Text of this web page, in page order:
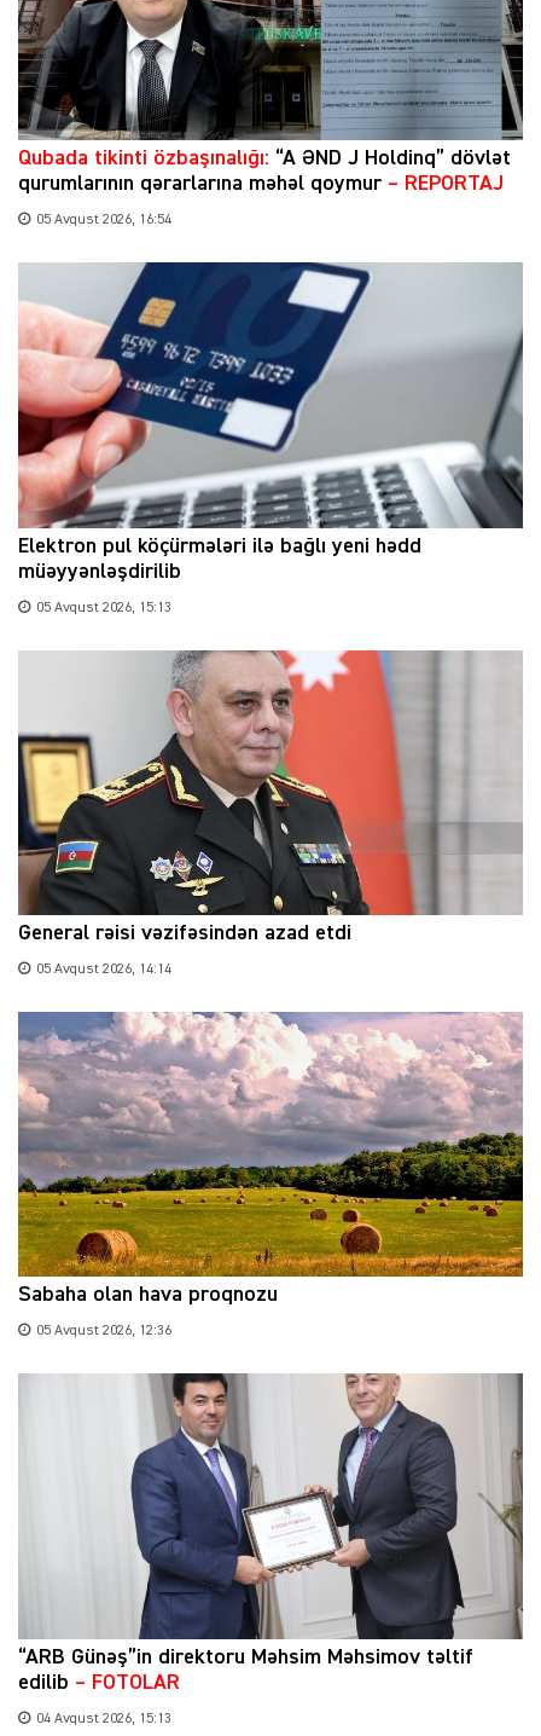
Qubada tikinti özbaşınalığı: “A ƏND J Holdinq” dövlət
qurumlarının qərarlarına məhəl qoymur – REPORTAJ
05 Avqust 2026, 16:54
Elektron pul köçürmələri ilə bağlı yeni hədd
müəyyənləşdirilib
05 Avqust 2026, 15:13
General rəisi vəzifəsindən azad etdi
05 Avqust 2026, 14:14
Sabaha olan hava proqnozu
05 Avqust 2026, 12:36
“ARB Günəş”in direktoru Məhsim Məhsimov təltif
edilib – FOTOLAR
04 Avqust 2026, 15:13